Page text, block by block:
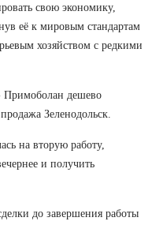
свою экономику,
её к мировым стандартам
хозяйством с редкими
Примоболан дешево
Зеленодольск.
на вторую работу,
и получить
до завершения работы